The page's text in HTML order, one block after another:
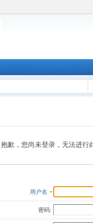
抱歉，您尚未登录，无法进行
用户名
密码: